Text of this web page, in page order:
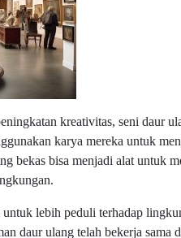
kreativitas, seni daur
karya mereka untuk
bekas bisa menjadi alat untuk
lebih peduli terhadap
daur ulang telah bekerja